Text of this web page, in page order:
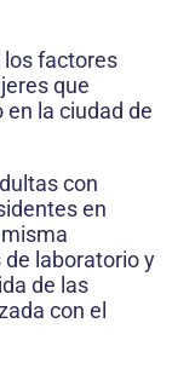
los factores
que
la ciudad de
con
en
laboratorio y
de las
con el